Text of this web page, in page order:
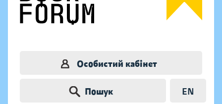
Особистий кабінет
Пошук EN